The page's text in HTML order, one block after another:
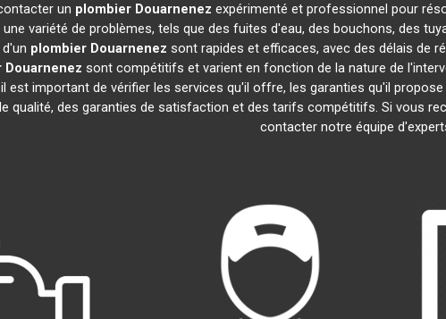
un plombier Douarnenez expérimenté et professionnel pour
variété de problèmes, tels que des fuites d'eau, des bouchons, des
plombier Douarnenez sont rapides et efficaces, avec des délais de
Douarnenez sont compétitifs et varient en fonction de la nature de
est important de vérifier les services qu'il offre, les garanties qu'il
qualité, des garanties de satisfaction et des tarifs compétitifs. Si vous
contacter notre équipe